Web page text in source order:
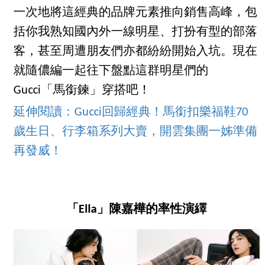
一次地將這經典的品牌元素推向銷售高峰，包
括你我熟知國內外一線明星、打扮有型的部落
客，甚至周遭朋友們亦都紛紛開始入坑。現在
就隨儂編一起往下盤點這群明星們的
Gucci「馬銜鍊」穿搭吧！
延伸閱讀：Gucci回歸經典！馬銜扣樂福鞋70
歲生日、行李箱系列大賣，開雲集團一姊準備
再發威！
「Ella」陳嘉樺的率性演繹